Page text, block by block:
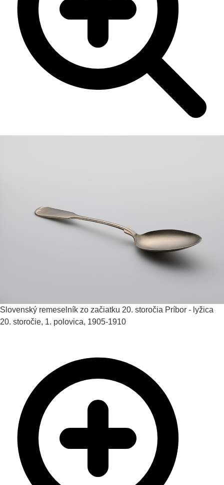
Slovenský remeselník zo začiatku 20. storočia Príbor - lyžica
20. storočie, 1. polovica, 1905-1910